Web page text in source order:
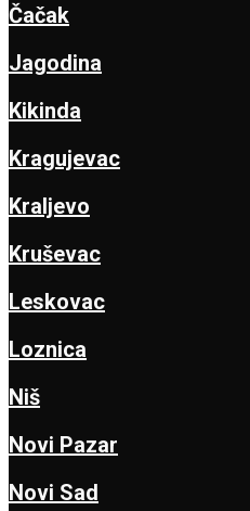
Čačak
Jagodina
Kikinda
Kragujevac
Kraljevo
Kruševac
Leskovac
Loznica
Niš
Novi Pazar
Novi Sad